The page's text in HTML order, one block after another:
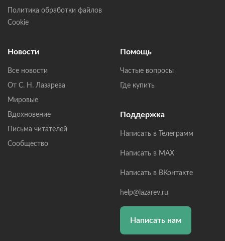
Политика обработки файлов
Cookie
Новости
Все новости
От С. Н. Лазарева
Мировые
Вдохновение
Письма читателей
Сообщество
Помощь
Частые вопросы
Где купить
Поддержка
Написать в Телеграмм
Написать в MAX
Написать в ВКонтакте
help@lazarev.ru
Написать нам